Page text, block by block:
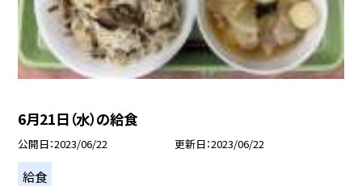
6月21日（水）の給食
公開日 2023/06/22 更新日 2023/06/22
給食